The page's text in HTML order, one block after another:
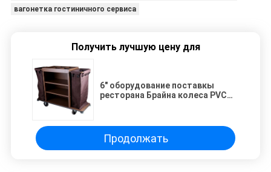
вагонетка гостиничного сервиса
Получить лучшую цену для
6" оборудование поставкы
ресторана Брайна колеса PVC
Продолжать